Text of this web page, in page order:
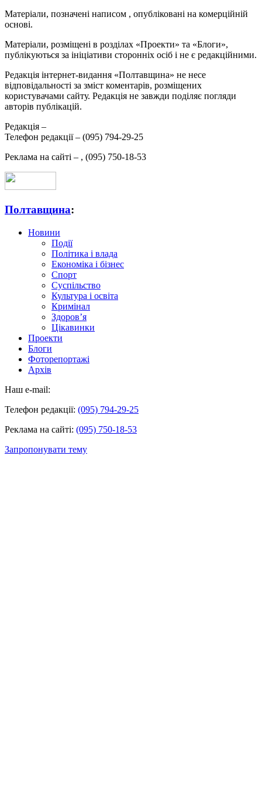
Матеріали, позначені написом , опубліковані на комерційній
основі.
Матеріали, розміщені в розділах «Проекти» та «Блоги»,
публікуються за ініціативи сторонніх осіб і не є редакційними.
Редакція інтернет-видання «Полтавщина» не несе
відповідальності за зміст коментарів, розміщених
користувачами сайту. Редакція не завжди поділяє погляди
авторів публікацій.
Редакція –
Телефон редакції – (095) 794-29-25
Реклама на сайті – , (095) 750-18-53
Полтавщина:
Новини
Події
Політика і влада
Економіка і бізнес
Спорт
Суспільство
Культура і освіта
Кримінал
Здоров’я
Цікавинки
Проекти
Блоги
Фоторепортажі
Архів
Наш e-mail:
Телефон редакції: (095) 794-29-25
Реклама на сайті: (095) 750-18-53
Запропонувати тему